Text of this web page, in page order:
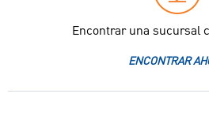
Encontrar una sucursal
ENCONTRAR